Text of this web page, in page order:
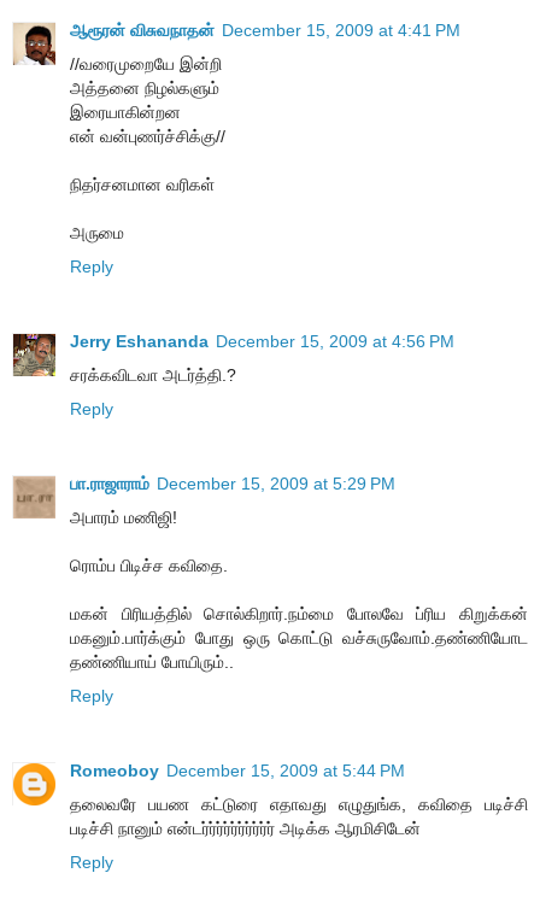
ஆரூரன் விசுவநாதன் December 15, 2009 at 4:41 PM
//வரைமுறையே இன்றி
அத்தனை நிழல்களும்
இரையாகின்றன
என் வன்புணர்ச்சிக்கு//
நிதர்சனமான வரிகள்
அருமை
Reply
Jerry Eshananda December 15, 2009 at 4:56 PM
சரக்கவிடவா அடர்த்தி.?
Reply
பா.ராஜாராம் December 15, 2009 at 5:29 PM
அபாரம் மணிஜி!
ரொம்ப பிடிச்ச கவிதை.
மகன் பிரியத்தில் சொல்கிறார்.நம்மை போலவே ப்ரிய கிறுக்கன்
மகனும்.பார்க்கும் போது ஒரு கொட்டு வச்சுருவோம்.தண்ணியோட
தண்ணியாய் போயிரும்..
Reply
Romeoboy December 15, 2009 at 5:44 PM
தலைவரே பயண கட்டுரை எதாவது எழுதுங்க, கவிதை படிச்சி
படிச்சி நானும் என்டர்ர்ர்ர்ர்ர்ர்ர்ர்ர் அடிக்க ஆரமிசிடேன்
Reply